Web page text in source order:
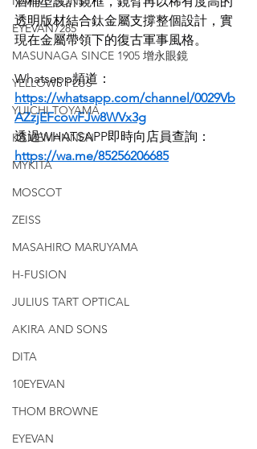
EYEVAN7285
MASUNAGA SINCE 1905 增永眼鏡
YELLOWS PLUS
YUICHI TOYAMA
KAMEMANNEN
MYKITA
MOSCOT
ZEISS
MASAHIRO MARUYAMA
H-FUSION
JULIUS TART OPTICAL
AKIRA AND SONS
DITA
10EYEVAN
THOM BROWNE
EYEVAN
透明版材結合鈦金屬支撐整個設計，實
現在金屬帶領下的復古軍事風格。
Whatsapp頻道：
https://whatsapp.com/channel/0029Vb
AZzjEFcowFJw8WVx3g
透過WHATSAPP即時向店員查詢：
https://wa.me/85256206685